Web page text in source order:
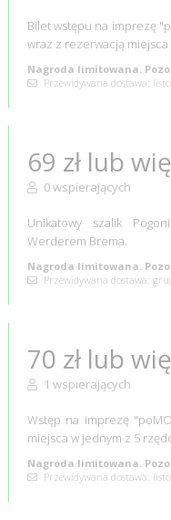
Bilet wstępu na imprezę
wraz z rezerwacją
Nagroda limitowana.
Przewidywana dostawa:
69 zł lub
0 wspierających
Unikatowy szalik
Werderem Brema.
Nagroda limitowana.
Przewidywana dostawa:
70 zł lub
1 wspierających
Wstęp na imprezę
miejsca w jednym z 5
Nagroda limitowana.
Przewidywana dostawa: